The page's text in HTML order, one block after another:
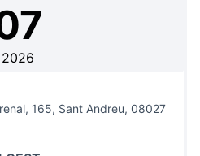
2026
165, Sant Andreu, 08027